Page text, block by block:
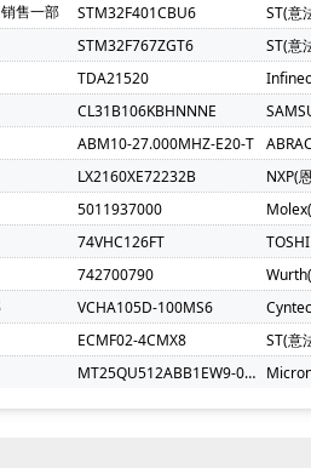
售一部
STM32F401CBU6
ST(意
STM32F767ZGT6
ST(意
TDA21520
CL31B106KBHNNNE
ABM10-27.000MHZ-E20-T
LX2160XE72232B
NXP(
5011937000
74VHC126FT
742700790
VCHA105D-100MS6
ECMF02-4CMX8
ST(意
MT25QU512ABB1EW9-0SIT